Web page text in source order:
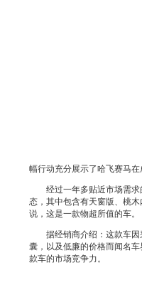
幅行动充分展示了哈飞赛马在
经过一年多贴近市场需求
态，其中包含有天窗版、桃
说，这是一款物超所值的车。
据经销商介绍：这款车因
囊，以及低廉的价格而闻名
款车的市场竞争力。